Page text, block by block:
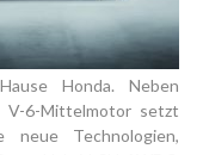
Honda. Neben
V-6-Mittelmotor setzt
neue Technologien,